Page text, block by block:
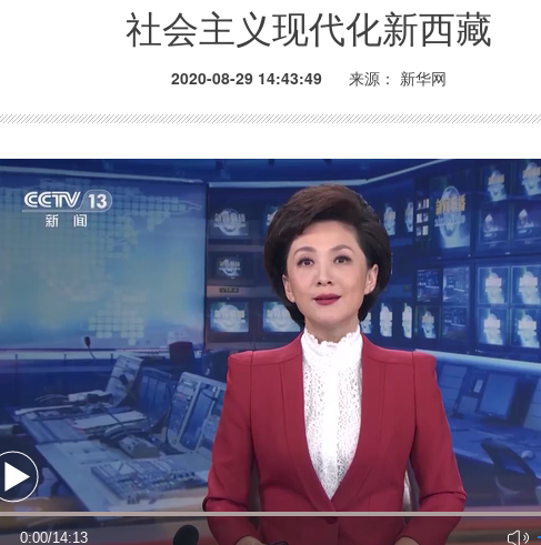
社会主义现代化新西藏
2020-08-29 14:43:49 来源： 新华网